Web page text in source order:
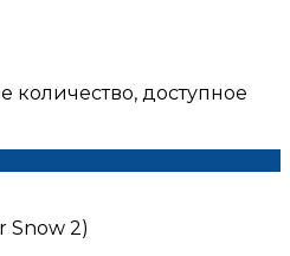
доступное
Snow 2)